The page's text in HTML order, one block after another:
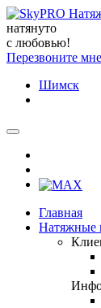
натянуто
с любовью!
Перезвоните мне
Шимск
Главная
Натяжные